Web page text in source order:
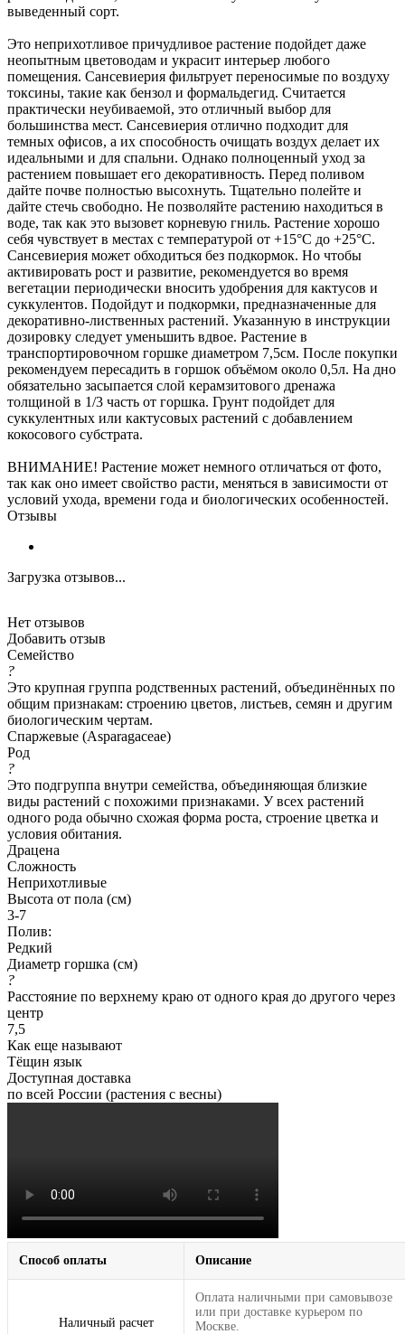
выведенный сорт.
Это неприхотливое причудливое растение подойдет даже
неопытным цветоводам и украсит интерьер любого
помещения. Сансевиерия фильтрует переносимые по воздуху
токсины, такие как бензол и формальдегид. Считается
практически неубиваемой, это отличный выбор для
большинства мест. Сансевиерия отлично подходит для
темных офисов, а их способность очищать воздух делает их
идеальными и для спальни. Однако полноценный уход за
растением повышает его декоративность. Перед поливом
дайте почве полностью высохнуть. Тщательно полейте и
дайте стечь свободно. Не позволяйте растению находиться в
воде, так как это вызовет корневую гниль. Растение хорошо
себя чувствует в местах с температурой от +15°C до +25°C.
Сансевиерия может обходиться без подкормок. Но чтобы
активировать рост и развитие, рекомендуется во время
вегетации периодически вносить удобрения для кактусов и
суккулентов. Подойдут и подкормки, предназначенные для
декоративно-лиственных растений. Указанную в инструкции
дозировку следует уменьшить вдвое. Растение в
транспортировочном горшке диаметром 7,5см. После покупки
рекомендуем пересадить в горшок объёмом около 0,5л. На дно
обязательно засыпается слой керамзитового дренажа
толщиной в 1/3 часть от горшка. Грунт подойдет для
суккулентных или кактусовых растений с добавлением
кокосового субстрата.
ВНИМАНИЕ! Растение может немного отличаться от фото,
так как оно имеет свойство расти, меняться в зависимости от
условий ухода, времени года и биологических особенностей.
Отзывы
Загрузка отзывов...
Нет отзывов
Добавить отзыв
Семейство
?
Это крупная группа родственных растений, объединённых по
общим признакам: строению цветов, листьев, семян и другим
биологическим чертам.
Спаржевые (Asparagaceae)
Род
?
Это подгруппа внутри семейства, объединяющая близкие
виды растений с похожими признаками. У всех растений
одного рода обычно схожая форма роста, строение цветка и
условия обитания.
Драцена
Сложность
Неприхотливые
Высота от пола (см)
3-7
Полив:
Редкий
Диаметр горшка (см)
?
Расстояние по верхнему краю от одного края до другого через
центр
7,5
Как еще называют
Тёщин язык
Доступная доставка
по всей России (растения с весны)
Способ оплаты Описание
Наличный расчет
Оплата наличными при самовывозе
или при доставке курьером по
Москве.